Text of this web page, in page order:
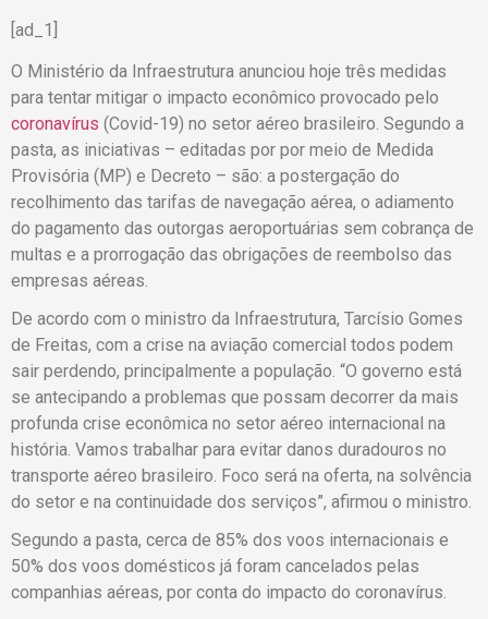
[ad_1]
O Ministério da Infraestrutura anunciou hoje três medidas
para tentar mitigar o impacto econômico provocado pelo
coronavírus (Covid-19) no setor aéreo brasileiro. Segundo a
pasta, as iniciativas – editadas por por meio de Medida
Provisória (MP) e Decreto – são: a postergação do
recolhimento das tarifas de navegação aérea, o adiamento
do pagamento das outorgas aeroportuárias sem cobrança de
multas e a prorrogação das obrigações de reembolso das
empresas aéreas.
De acordo com o ministro da Infraestrutura, Tarcísio Gomes
de Freitas, com a crise na aviação comercial todos podem
sair perdendo, principalmente a população. “O governo está
se antecipando a problemas que possam decorrer da mais
profunda crise econômica no setor aéreo internacional na
história. Vamos trabalhar para evitar danos duradouros no
transporte aéreo brasileiro. Foco será na oferta, na solvência
do setor e na continuidade dos serviços”, afirmou o ministro.
Segundo a pasta, cerca de 85% dos voos internacionais e
50% dos voos domésticos já foram cancelados pelas
companhias aéreas, por conta do impacto do coronavírus.